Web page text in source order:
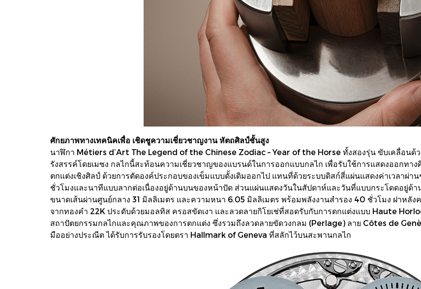
ศักยภาพทางเทคนิคเพื่อ เชิดชูความเชี่ยวชาญงาน หัตถศิลป์ชั้นสูง
นาฬิกา Métiers d’Art The Legend of the Chinese Zodiac – Year of the Horse ทั้งสองรุ่น ขับเคลื่อน
รังสรรค์โดยเมซง กลไกนี้สะท้อนความเชี่ยวชาญของแบรนด์ในการออกแบบกลไก เพื่อรับใช้การแสดงออกทา
ตกแต่งเชิงศิลป์ ด้วยการตัดองค์ประกอบของเข็มแบบดั้งเดิมออกไป แทนที่ด้วยระบบดิสก์สี่แผ่นแสดงค่าเวลาผ่
ชั่วโมงและนาทีแบบลากต่อเนื่องอยู่ด้านบนของหน้าปัด ส่วนแผ่นแสดงวันในสัปดาห์และวันที่แบบกระโดดอยู่ด้
ขนาดเส้นผ่านศูนย์กลาง 31 มิลลิเมตร และความหนา 6.05 มิลลิเมตร พร้อมพลังงานสำรอง 40 ชั่วโมง ฝาหลั
จากทองคำ 22K ประดับด้วยมอลทิส ครอสขัดเงา และลวดลายกิโยเช่ที่สอดรับกับการตกแต่งแบบ Haute
สถาปัตยกรรมกลไกและคุณภาพของการตกแต่ง ซึ่งรวมถึงลวดลายขัดวงกลม (Perlage) ลาย Côtes de
มืออย่างประณีต ได้รับการรับรองโดยตรา Hallmark of Geneva ที่สลักไว้บนสะพานกลไก